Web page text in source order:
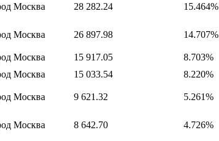
Москва 28 282.24 15.464%
Москва 26 897.98 14.707%
Москва 15 917.05 8.703%
Москва 15 033.54 8.220%
Москва 9 621.32 5.261%
Москва 8 642.70 4.726%